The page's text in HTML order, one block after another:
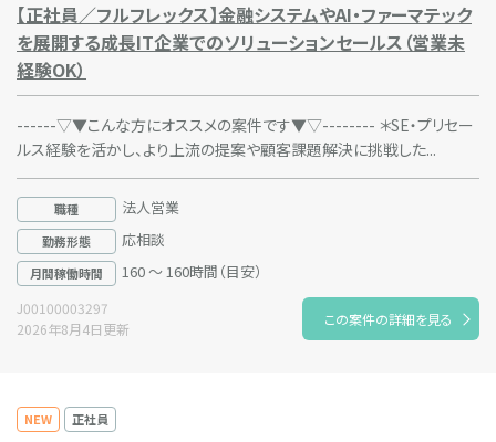
【正社員／フルフレックス】金融システムやAI・ファーマテック
を展開する成長IT企業でのソリューションセールス（営業未
経験OK）
------▽▼こんな方にオススメの案件です▼▽-------- ＊SE・プリセー
ルス経験を活かし、より上流の提案や顧客課題解決に挑戦した...
職種 法人営業
勤務形態 応相談
月間稼働時間 160 ～ 160時間（目安）
J00100003297
2026年8月4日更新
この案件の詳細を見る
NEW 正社員